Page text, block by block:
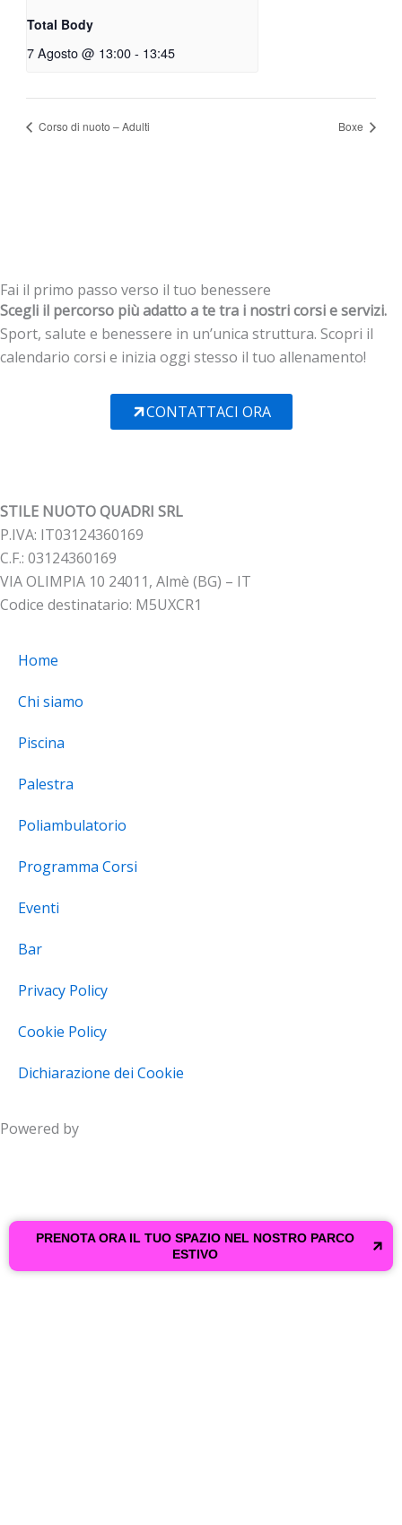
Total Body
7 Agosto @ 13:00 - 13:45
Corso di nuoto – Adulti Boxe
Fai il primo passo verso il tuo benessere
Scegli il percorso più adatto a te tra i nostri corsi e servizi.
Sport, salute e benessere in un’unica struttura. Scopri il
calendario corsi e inizia oggi stesso il tuo allenamento!
CONTATTACI ORA
STILE NUOTO QUADRI SRL
P.IVA: IT03124360169
C.F.: 03124360169
VIA OLIMPIA 10 24011, Almè (BG) – IT
Codice destinatario: M5UXCR1
Home
Chi siamo
Piscina
Palestra
Poliambulatorio
Programma Corsi
Eventi
Bar
Privacy Policy
Cookie Policy
Dichiarazione dei Cookie
Powered by
PRENOTA ORA IL TUO SPAZIO NEL NOSTRO PARCO
ESTIVO